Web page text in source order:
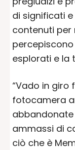
di significati
contenuti per
esplorati e la
“Vado in
fotocamera
ammassi di
ciò che è